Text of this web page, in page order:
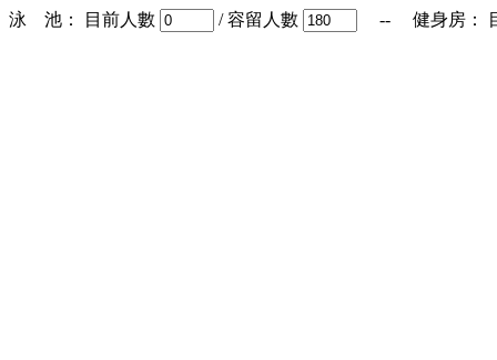
泳 池： 目前人數 / 容留人數 -- 健身房：